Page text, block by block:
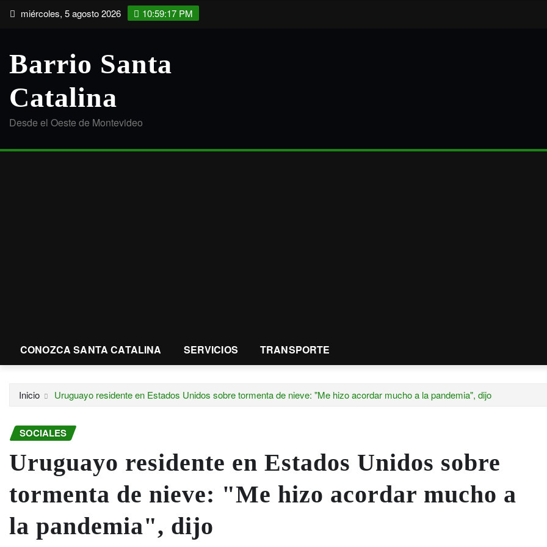
Saltar miércoles, 5 agosto 2026 10:59:18 PM
Barrio Santa
Catalina
Desde el Oeste de Montevideo
CONOZCA SANTA CATALINA SERVICIOS TRANSPORTE
Inicio Uruguayo residente en Estados Unidos sobre tormenta de nieve: "Me hizo acordar mucho a la pandemia", dijo
SOCIALES
Uruguayo residente en Estados Unidos sobre
tormenta de nieve: "Me hizo acordar mucho a
la pandemia", dijo